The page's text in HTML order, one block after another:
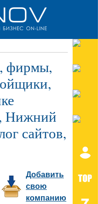
фирмы,
Нижний
сайтов,
Добавить
свою
компанию